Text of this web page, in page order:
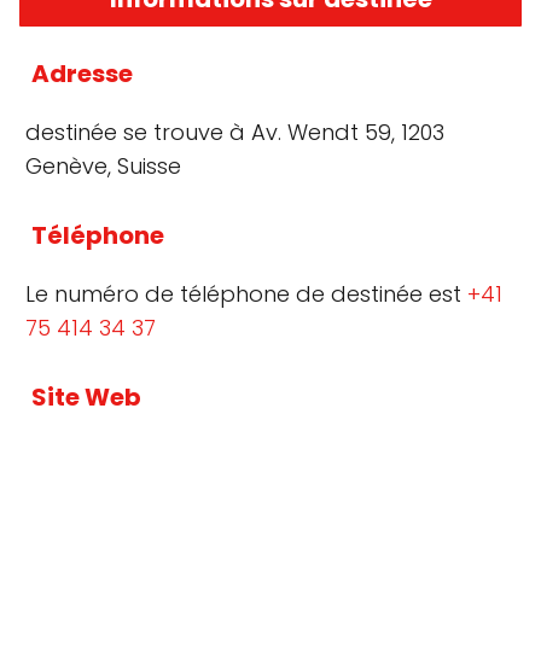
Adresse
destinée se trouve à Av. Wendt 59, 1203
Genève, Suisse
Téléphone
Le numéro de téléphone de destinée est +41
75 414 34 37
Site Web